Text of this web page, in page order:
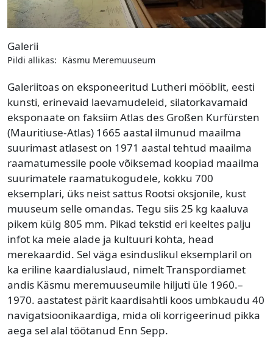
Galerii
Pildi allikas: Käsmu Meremuuseum
Galeriitoas on eksponeeritud Lutheri mööblit, eesti
kunsti, erinevaid laevamudeleid, silatorkavamaid
eksponaate on faksiim Atlas des Großen Kurfürsten
(Mauritiuse-Atlas) 1665 aastal ilmunud maailma
suurimast atlasest on 1971 aastal tehtud maailma
raamatumessile poole võiksemad koopiad maailma
suurimatele raamatukogudele, kokku 700
eksemplari, üks neist sattus Rootsi oksjonile, kust
muuseum selle omandas. Tegu siis 25 kg kaaluva
pikem külg 805 mm. Pikad tekstid eri keeltes palju
infot ka meie alade ja kultuuri kohta, head
merekaardid. Sel väga esinduslikul eksemplaril on
ka eriline kaardialuslaud, nimelt Transpordiamet
andis Käsmu meremuuseumile hiljuti üle 1960.–
1970. aastatest pärit kaardisahtli koos umbkaudu 40
navigatsioonikaardiga, mida oli korrigeerinud pikka
aega sel alal töötanud Enn Sepp.